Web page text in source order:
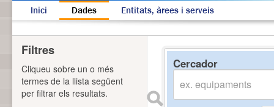
Inici Dades Entitats, àrees i serveis
Cercador
Filtres
Cliqueu sobre un o més
termes de la llista següent
per filtrar els resultats.